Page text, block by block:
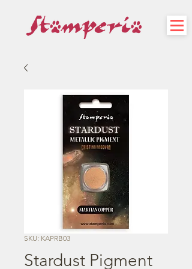
SKU: KAPRB03
Stardust Pigment